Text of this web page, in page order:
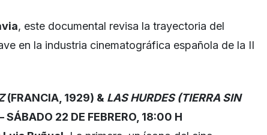
, este documental revisa la trayectoria del
en la industria cinematográfica española de la II
(FRANCIA, 1929) & LAS HURDES (TIERRA SIN
SÁBADO 22 DE FEBRERO, 18:00 H